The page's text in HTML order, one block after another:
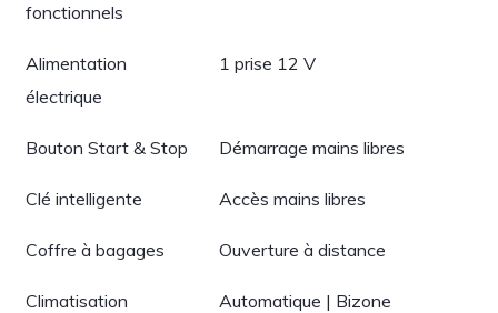
fonctionnels
Alimentation
électrique
1 prise 12 V
Bouton Start & Stop Démarrage mains libres
Clé intelligente Accès mains libres
Coffre à bagages Ouverture à distance
Climatisation Automatique | Bizone